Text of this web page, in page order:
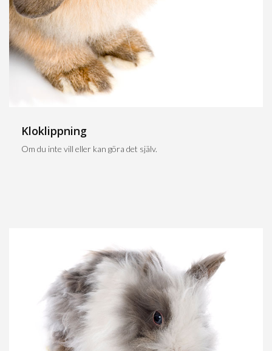
Kloklippning
Om du inte vill eller kan göra det själv.